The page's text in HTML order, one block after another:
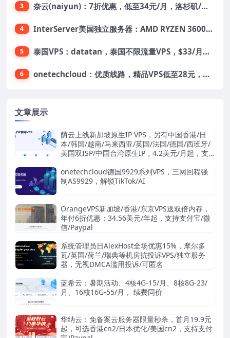
3 奈云(naiyun)：7折优惠，低至34元/月，洛杉矶/香港机房，三网CN2 GIA/CUII/高防保护，解锁Chatgpt/Tiktok
4 InterServer美国独立服务器：AMD RYZEN 3600X处理器，75美元/月，送40美元
5 泰国VPS：datatan，泰国不限流量VPS，$33/月，4G内存/3核/60gSSD
6 onetechcloud：优质线路，精品VPS低至28元，美国三网原生CN2 GIA（高防可选）、香港CN2、韩国CN2
文章展示
荫云上线新加坡原生IP VPS，另有中国香港/日
本/韩国/越南/马来西亚/英国/法国/德国/西班牙/
美国双ISP/中国台湾原生IP，4.2美元/月起，支
onetechcloud德国9929系列VPS，三网回程强
制AS9929，解锁TikTok/AI
OrangeVPS新加坡/香港/东京VPS送双倍内存，
年付6折优惠：34.56美元/年起，支持支付宝/微
信/Paypal
系统管理员日AlexHost全场优惠15%，摩尔多
瓦/英国/荷兰/瑞典等机房抗投诉VPS/独立服务
器，无视DMCA滥用投诉/可匿名
蓝希云：暑期活动、4核4G-15/月、8核8G-23/
月、16核16G-55/月， 续费同价
华纳云：免备案云服务器限量秒杀，首月19.9元
起，可选香港cn2/日本优化/美国cn2，支持支付